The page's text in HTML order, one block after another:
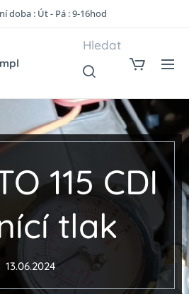
doba : Út - Pá : 9-16hod
Hledat
115 CDI
tlak
13.06.2024